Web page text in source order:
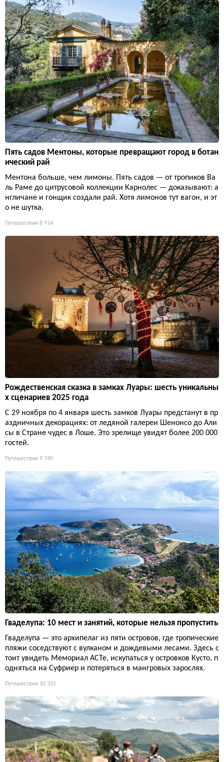
Пять садов Ментоны, которые превращают город в ботан
ический рай
Ментона больше, чем лимоны. Пять садов — от тропиков Ва
ль Раме до цитрусовой коллекции Карнолес — доказывают: а
нгличане и гонщик создали рай. Хотя лимонов тут вагон, и эт
о не шутка.
Путешествия 8 914
Рождественская сказка в замках Луары: шесть уникальны
х сценариев 2025 года
С 29 ноября по 4 января шесть замков Луары предстанут в пр
аздничных декорациях: от ледяной галереи Шенонсо до Али
сы в Стране чудес в Лоше. Это зрелище увидят более 200 000
гостей.
Путешествия 9 740
Гваделупа: 10 мест и занятий, которые нельзя пропустить
Гваделупа — это архипелаг из пяти островов, где тропические
пляжи соседствуют с вулканом и дождевыми лесами. Здесь с
тоит увидеть Мемориал ACTe, искупаться у островков Кусто, п
одняться на Суфриер и потеряться в мангровых зарослях.
Путешествия 10 331